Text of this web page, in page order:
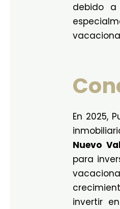
debido a
En 2025,
Nuevo
para
invertir